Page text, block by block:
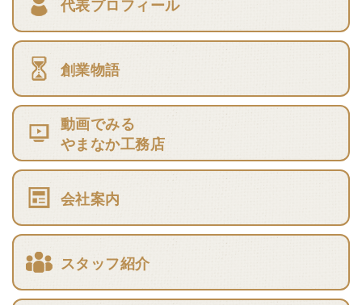
創業物語
動画でみる
やまなか工務店
会社案内
スタッフ紹介